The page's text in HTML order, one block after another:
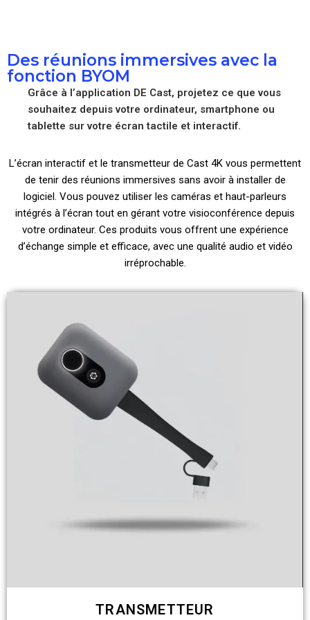
Des réunions immersives avec la
fonction BYOM
Grâce à l’application DE Cast, projetez ce que vous
souhaitez depuis votre ordinateur, smartphone ou
tablette sur votre écran tactile et interactif.
L’écran interactif et le transmetteur de Cast 4K vous permettent
de tenir des réunions immersives sans avoir à installer de
logiciel. Vous pouvez utiliser les caméras et haut-parleurs
intégrés à l’écran tout en gérant votre visioconférence depuis
votre ordinateur. Ces produits vous offrent une expérience
d’échange simple et efficace, avec une qualité audio et vidéo
irréprochable.
TRANSMETTEUR